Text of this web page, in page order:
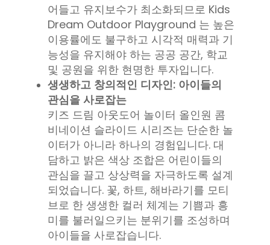
어들고 유지보수가 최소화되므로 Kids
Dream Outdoor Playground 는 높은
이용률에도 불구하고 시각적 매력과 기
능성을 유지해야 하는 공공 공간, 학교
및 공원을 위한 현명한 투자입니다.
생생하고 창의적인 디자인: 아이들의
관심을 사로잡는
키즈 드림 아웃도어 놀이터 올인원 콤
비네이션 슬라이드 시리즈는 단순한 놀
이터가 아니라 하나의 경험입니다. 대
담하고 밝은 색상 조합은 어린이들의
관심을 끌고 상상력을 자극하도록 설계
되었습니다. 꽃, 하트, 해바라기를 모티
브로 한 생생한 컬러 체계는 기쁨과 흥
미를 불러일으키는 분위기를 조성하며
아이들을 사로잡습니다.